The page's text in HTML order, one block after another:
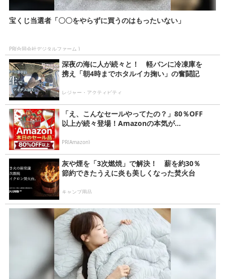
宝くじ当選者「〇〇をやらずに買うのはもったいない」
PR(合同会社デジタルファーム )
深夜の海に人が続々と！ 軽バンに冷凍庫を
携え「朝4時までホタルイカ掬い」の奮闘記
レジャー・アクティビティ
「え、こんなセールやってたの？」80％OFF
以上が続々登場！Amazonの本気が...
PR(Amazon)
灰や煙を「3次燃焼」で解決！ 薪を約30％
節約できたうえに炎も美しくなった焚火台
キャンプ用品